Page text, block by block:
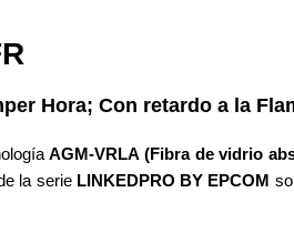
Con retardo a la
AGM-VRLA (Fibra de vidrio
la serie LINKEDPRO BY EPCOM